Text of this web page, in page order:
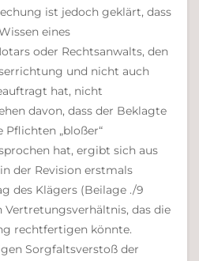
ist jedoch geklärt, dass
eines
oder Rechtsanwalts, den
und nicht auch
hat, nicht
davon, dass der Beklagte
Pflichten „bloßer“
hat, ergibt sich aus
der Revision erstmals
des Klägers (Beilage ./9
Vertretungsverhältnis, das die
rechtfertigen könnte.
Sorgfaltsverstoß der